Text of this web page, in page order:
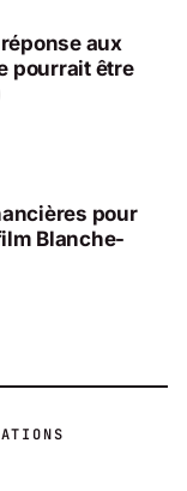
aux
pourrait être
pour
Blanche-